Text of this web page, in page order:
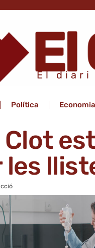
El diari
Política Economia
Clot